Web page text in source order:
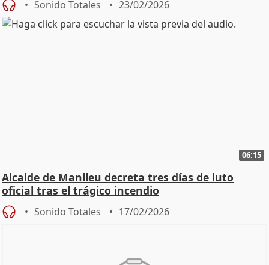
Sonido Totales 23/02/2026
06:15
Alcalde de Manlleu decreta tres días de luto
oficial tras el trágico incendio
Sonido Totales 17/02/2026